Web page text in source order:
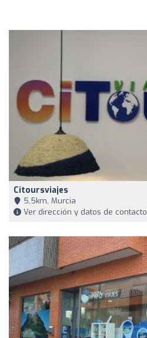
Citoursviajes
5,5km, Murcia
Ver dirección y datos de contacto